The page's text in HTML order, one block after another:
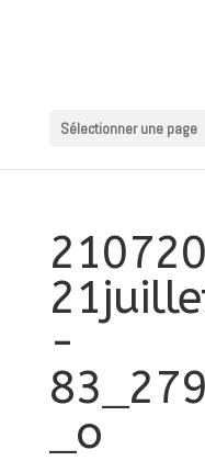
Sélectionner une page
-
_o